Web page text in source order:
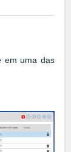
em uma das